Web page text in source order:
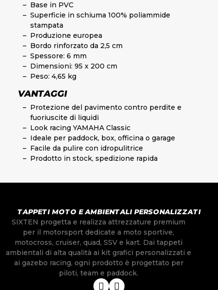
Base in PVC
Superficie in schiuma 100% poliammide
stampata
Produzione europea
Bordo rinforzato da 2,5 cm
Spessore: 6 mm
Dimensioni: 95 x 200 cm
Peso: 4,65 kg
VANTAGGI
Protezione del pavimento contro perdite e
fuoriuscite di liquidi
Look racing YAMAHA Classic
Ideale per paddock, box, officina o garage
Facile da pulire con idropulitrice
Prodotto in stock, spedizione rapida
TAPPETI MOTO E AMBIENTALI PERSONALIZZATI
SIXTEN progetta e realizza attrezzature premium
per il motorsport dedicate a moto sportive,
motocross, cruiser, quad, SSV e kart. Dai tappeti
ambientali di alta qualità ai kit grafici personalizzati e
ai gazebo racing, ogni prodotto è progettato per
piloti, team e paddock.